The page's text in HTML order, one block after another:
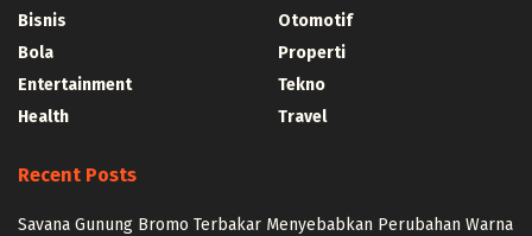
Bisnis
Bola
Entertainment
Health
Otomotif
Properti
Tekno
Travel
Recent Posts
Savana Gunung Bromo Terbakar Menyebabkan Perubahan Warna